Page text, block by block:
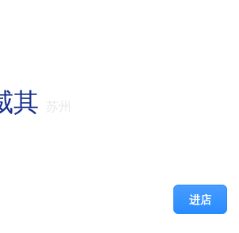
其 苏州
进店